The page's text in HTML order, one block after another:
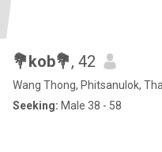
💐kob💐, 42
Wang Thong, Phitsanulok,
Seeking: Male 38 - 58